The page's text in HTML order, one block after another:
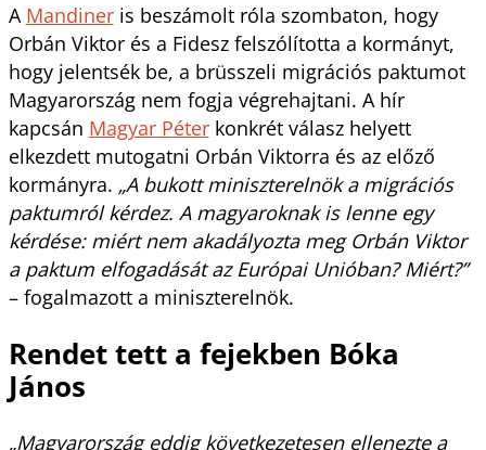
A Mandineris beszámolt róla szombaton, hogy
Orbán Viktor és a Fidesz felszólította a kormányt,
hogy jelentsék be, a brüsszeli migrációs paktumot
Magyarország nem fogja végrehajtani. A hír
kapcsán Magyar Péterkonkrét válasz helyett
elkezdett mutogatni Orbán Viktorra és az előző
kormányra. „A bukott miniszterelnök a migrációs
paktumról kérdez. A magyaroknak is lenne egy
kérdése: miért nem akadályozta meg Orbán Viktor
a paktum elfogadását az Európai Unióban? Miért?”
– fogalmazott a miniszterelnök.
Rendet tett a fejekben Bóka
János
„Magyarország eddig következetesen ellenezte a